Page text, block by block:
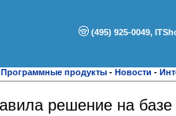
(495) 925-0049,
Программные продукты - Новости -
решение на базе